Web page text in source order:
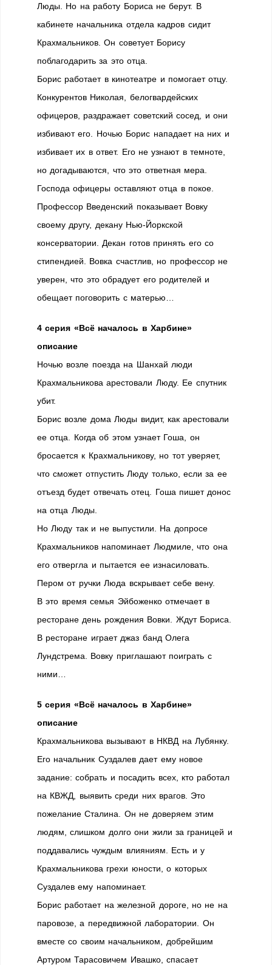
Люды. Но на работу Бориса не берут. В
кабинете начальника отдела кадров сидит
Крахмальников. Он советует Борису
поблагодарить за это отца.
Борис работает в кинотеатре и помогает отцу.
Конкурентов Николая, белогвардейских
офицеров, раздражает советский сосед, и они
избивают его. Ночью Борис нападает на них и
избивает их в ответ. Его не узнают в темноте,
но догадываются, что это ответная мера.
Господа офицеры оставляют отца в покое.
Профессор Введенский показывает Вовку
своему другу, декану Нью-Йоркской
консерватории. Декан готов принять его со
стипендией. Вовка счастлив, но профессор не
уверен, что это обрадует его родителей и
обещает поговорить с матерью…
4 серия «Всё началось в Харбине»
описание
Ночью возле поезда на Шанхай люди
Крахмальникова арестовали Люду. Ее спутник
убит.
Борис возле дома Люды видит, как арестовали
ее отца. Когда об этом узнает Гоша, он
бросается к Крахмальникову, но тот уверяет,
что сможет отпустить Люду только, если за ее
отъезд будет отвечать отец. Гоша пишет донос
на отца Люды.
Но Люду так и не выпустили. На допросе
Крахмальников напоминает Людмиле, что она
его отвергла и пытается ее изнасиловать.
Пером от ручки Люда вскрывает себе вену.
В это время семья Эйбоженко отмечает в
ресторане день рождения Вовки. Ждут Бориса.
В ресторане играет джаз банд Олега
Лундстрема. Вовку приглашают поиграть с
ними…
5 серия «Всё началось в Харбине»
описание
Крахмальникова вызывают в НКВД на Лубянку.
Его начальник Суздалев дает ему новое
задание: собрать и посадить всех, кто работал
на КВЖД, выявить среди них врагов. Это
пожелание Сталина. Он не доверяем этим
людям, слишком долго они жили за границей и
поддавались чуждым влияниям. Есть и у
Крахмальникова грехи юности, о которых
Суздалев ему напоминает.
Борис работает на железной дороге, но не на
паровозе, а передвижной лаборатории. Он
вместе со своим начальником, добрейшим
Артуром Тарасовичем Ивашко, спасает